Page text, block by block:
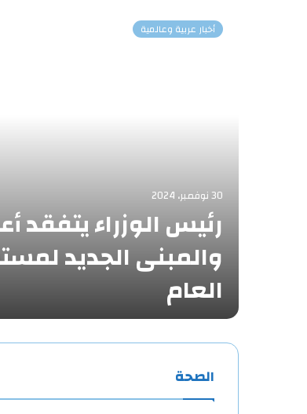
أخبار عربية وعالمية
30 نوفمبر، 2024
رئيس الوزراء يتفقد
والمبنى الجديد
العام
الصحة